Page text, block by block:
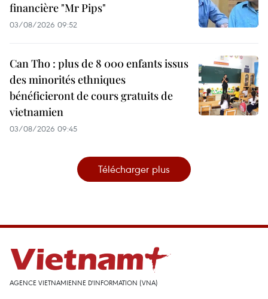
financière "Mr Pips"
03/08/2026 09:52
Can Tho : plus de 8 000 enfants issus
des minorités ethniques
bénéficieront de cours gratuits de
vietnamien
03/08/2026 09:45
Télécharger plus
AGENCE VIETNAMIENNE D'INFORMATION (VNA)